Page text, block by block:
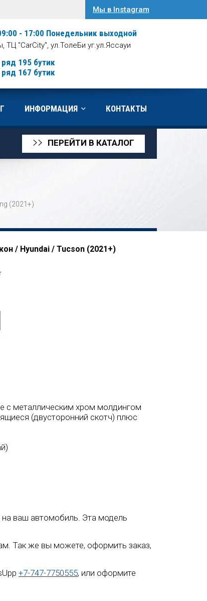
Мы в Instagram
- 17:00 Понедельник выходной
ТЦ "CarCity", ул.ТолеБи уг.ул.Яссауи
195 бутик
167 бутик
ИНФОРМАЦИЯ КОНТАКТЫ
>> ПЕРЕЙТИ В КАТАЛОГ
(2021+)
/ Hyundai / Tucson (2021+)
с металлическим хром молдингом
(двусторонний скотч) плюс
на ваш автомобиль. Эта модель
Так же вы можете, оформить заказ,
+7-747-7750555, или оформите